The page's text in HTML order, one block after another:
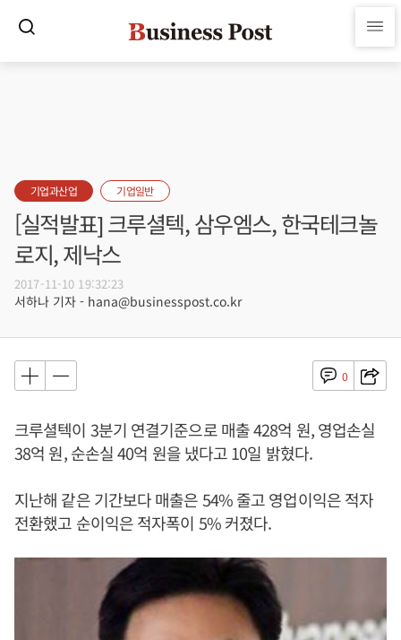
기업과산업 기업일반
[실적발표] 크루셜텍, 삼우엠스, 한국테크놀
로지, 제낙스
2017-11-10 19:32:23
서하나 기자 - hana@businesspost.co.kr
0
크루셜텍이 3분기 연결기준으로 매출 428억 원, 영업손실
38억 원, 순손실 40억 원을 냈다고 10일 밝혔다.
지난해 같은 기간보다 매출은 54% 줄고 영업이익은 적자
전환했고 순이익은 적자폭이 5% 커졌다.